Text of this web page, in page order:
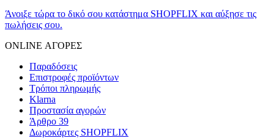
Άνοιξε τώρα το δικό σου κατάστημα SHOPFLIX και αύξησε τις
πωλήσεις σου.
ONLINE ΑΓΟΡΕΣ
Παραδόσεις
Επιστροφές προϊόντων
Τρόποι πληρωμής
Klarna
Προστασία αγορών
Άρθρο 39
Δωροκάρτες SHOPFLIX